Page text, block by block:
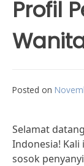
Profil
Posted on
Selamat
Indonesia!
sosok